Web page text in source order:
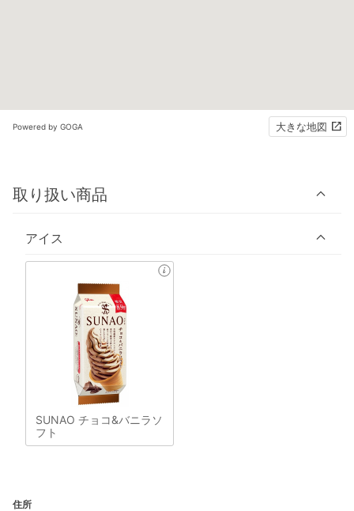
Powered by GOGA 大きな地図
取り扱い商品
アイス
SUNAO チョコ&バニラソ
フト
住所